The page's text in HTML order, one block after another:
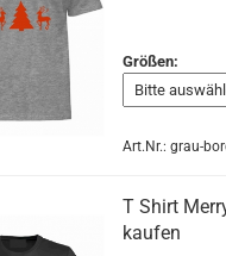
Größen:
Art.Nr.: grau-
T Shirt
kaufen